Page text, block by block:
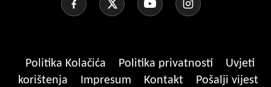
Politika Kolačića Politika privatnosti
Uvjeti
korištenja
Impresum Kontakt
Pošalji vijest